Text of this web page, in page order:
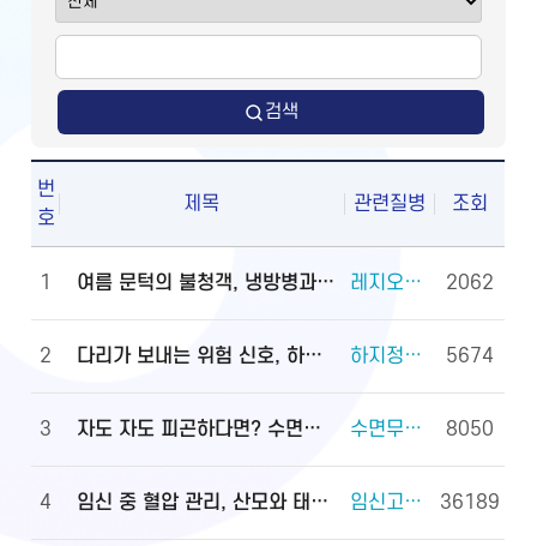
검색
번
호
제목 관련질병 조회
1 여름 문턱의 불청객, 냉방병과 기립저혈압 관리법 레지오넬라증 외 2건 2062
2 다리가 보내는 위험 신호, 하지정맥류 하지정맥류 외 3건 5674
3 자도 자도 피곤하다면? 수면무호흡증 진단·관리법 수면무호흡증 외 2건 8050
4 임신 중 혈압 관리, 산모와 태아를 지키는 첫걸음 임신고혈압과 전자간증(임신중독증) 외 4건 36189